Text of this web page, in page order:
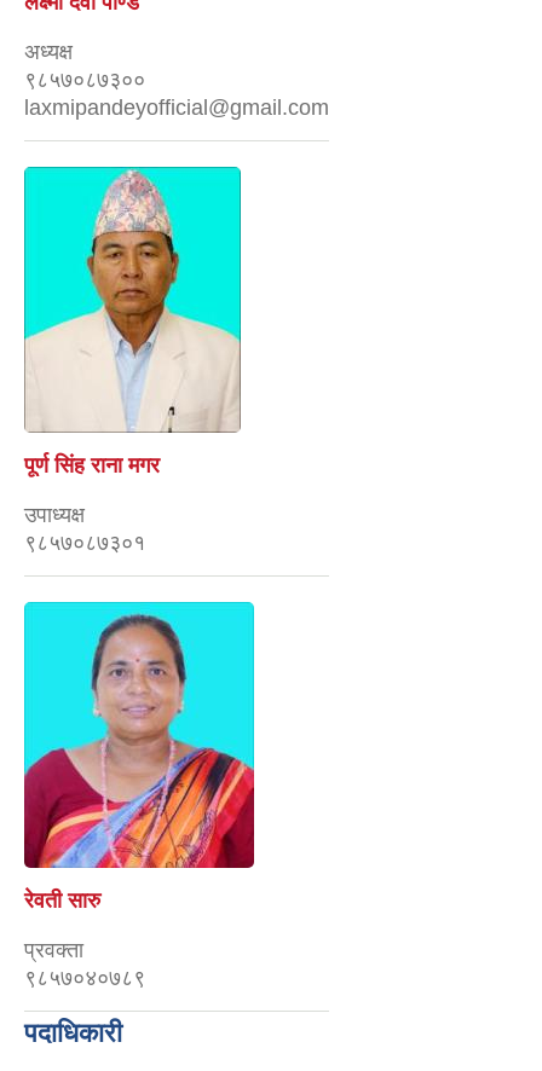
अध्यक्ष
९८५७०८७३००
laxmipandeyofficial@gmail.com
पूर्ण सिंह राना मगर
उपाध्यक्ष
९८५७०८७३०१
रेवती सारु
प्रवक्ता
९८५७०४०७८९
पदाधिकारी